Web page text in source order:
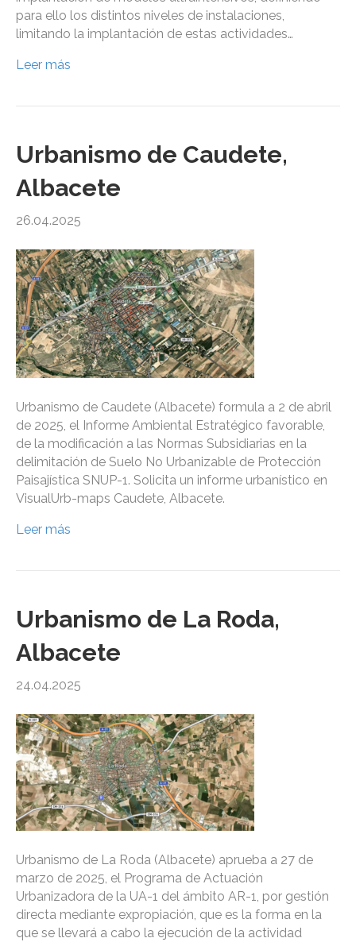
para ello los distintos niveles de instalaciones,
limitando la implantación de estas actividades…
Leer más
Urbanismo de Caudete,
Albacete
26.04.2025
Urbanismo de Caudete (Albacete) formula a 2 de abril
de 2025, el Informe Ambiental Estratégico favorable,
de la modificación a las Normas Subsidiarias en la
delimitación de Suelo No Urbanizable de Protección
Paisajística SNUP-1. Solicita un informe urbanístico en
VisualUrb-maps Caudete, Albacete.
Leer más
Urbanismo de La Roda,
Albacete
24.04.2025
Urbanismo de La Roda (Albacete) aprueba a 27 de
marzo de 2025, el Programa de Actuación
Urbanizadora de la UA-1 del ámbito AR-1, por gestión
directa mediante expropiación, que es la forma en la
que se llevará a cabo la ejecución de la actividad